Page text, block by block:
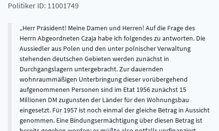
Politiker ID: 11001749
Herr Präsident! Meine Damen und Herren! Auf die Frage des
Herrn Abgeordneten Czaja habe ich folgendes zu antworten. Die
Aussiedler aus Polen und den unter polnischer Verwaltung
stehenden deutschen Gebieten werden zunächst in
Durchgangslagern untergebracht. Zur dauernden
wohnraummäßigen Unterbringung dieser vorübergehend
aufgenommenen Personen sind im Etat 1956 zunächst 15
Millionen DM zugunsten der Länder für den Wohnungsbau
eingesetzt. Für 1957 ist noch einmal der gleiche Betrag in Aussicht
genommen. Eine Bindungsermächtigung über diesen Betrag ist